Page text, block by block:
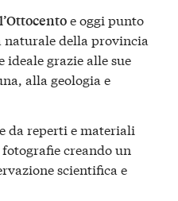
e oggi punto
della provincia
ideale grazie alle sue
alla geologia e
da reperti e materiali
creando un
scientifica e